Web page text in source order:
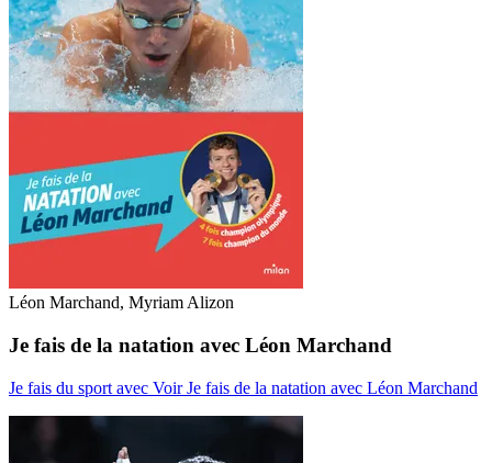
Léon Marchand, Myriam Alizon
Je fais de la natation avec Léon Marchand
Je fais du sport avec Voir Je fais de la natation avec Léon Marchand